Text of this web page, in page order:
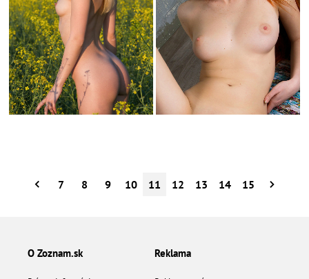
7 8 9 10 11 12 13 14 15
O Zoznam.sk Reklama